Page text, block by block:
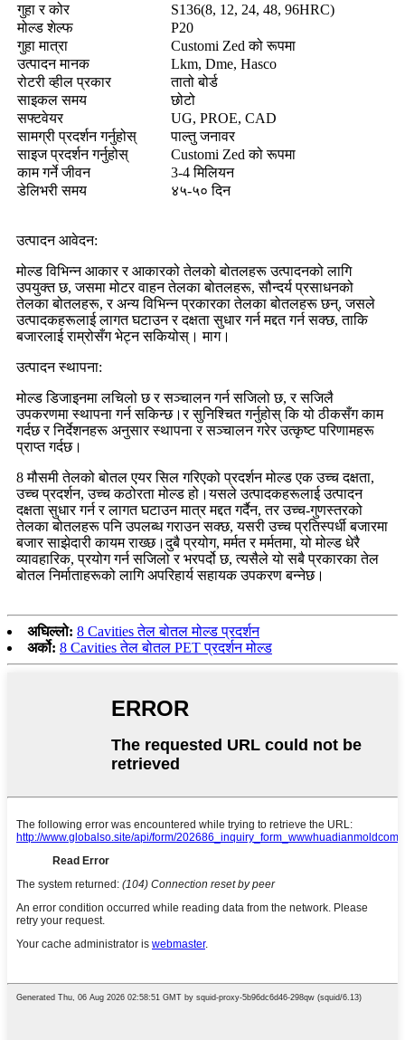
गुहा र कोर
S136(8, 12, 24, 48, 96HRC)
मोल्ड शेल्फ
P20
गुहा मात्रा
Customi Zed को रूपमा
उत्पादन मानक
Lkm, Dme, Hasco
रोटरी व्हील प्रकार
तातो बोर्ड
साइकल समय
छोटो
सफ्टवेयर
UG, PROE, CAD
सामग्री प्रदर्शन गर्नुहोस्
पाल्तु जनावर
साइज प्रदर्शन गर्नुहोस्
Customi Zed को रूपमा
काम गर्ने जीवन
3-4 मिलियन
डेलिभरी समय
४५-५० दिन
उत्पादन आवेदन:
मोल्ड विभिन्न आकार र आकारको तेलको बोतलहरू उत्पादनको लागि
उपयुक्त छ, जसमा मोटर वाहन तेलका बोतलहरू, सौन्दर्य प्रसाधनको
तेलका बोतलहरू, र अन्य विभिन्न प्रकारका तेलका बोतलहरू छन्, जसले
उत्पादकहरूलाई लागत घटाउन र दक्षता सुधार गर्न मद्दत गर्न सक्छ, ताकि
बजारलाई राम्रोसँग भेट्न सकियोस्। माग।
उत्पादन स्थापना:
मोल्ड डिजाइनमा लचिलो छ र सञ्चालन गर्न सजिलो छ, र सजिलै
उपकरणमा स्थापना गर्न सकिन्छ।र सुनिश्चित गर्नुहोस् कि यो ठीकसँग काम
गर्दछ र निर्देशनहरू अनुसार स्थापना र सञ्चालन गरेर उत्कृष्ट परिणामहरू
प्राप्त गर्दछ।
8 मौसमी तेलको बोतल एयर सिल गरिएको प्रदर्शन मोल्ड एक उच्च दक्षता,
उच्च प्रदर्शन, उच्च कठोरता मोल्ड हो।यसले उत्पादकहरूलाई उत्पादन
दक्षता सुधार गर्न र लागत घटाउन मात्र मद्दत गर्दैन, तर उच्च-गुणस्तरको
तेलका बोतलहरू पनि उपलब्ध गराउन सक्छ, यसरी उच्च प्रतिस्पर्धी बजारमा
बजार साझेदारी कायम राख्छ।दुबै प्रयोग, मर्मत र मर्मतमा, यो मोल्ड धेरै
व्यावहारिक, प्रयोग गर्न सजिलो र भरपर्दो छ, त्यसैले यो सबै प्रकारका तेल
बोतल निर्माताहरूको लागि अपरिहार्य सहायक उपकरण बन्नेछ।
अघिल्लो: 8 Cavities तेल बोतल मोल्ड प्रदर्शन
अर्को: 8 Cavities तेल बोतल PET प्रदर्शन मोल्ड